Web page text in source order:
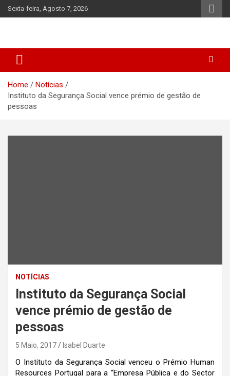
Skip
to
Sexta-feira, Agosto 7, 2026
Home
Notícias
Instituto da Segurança Social vence prémio de gestão de
pessoas
NOTÍCIAS
Instituto da Segurança Social
vence prémio de gestão de
pessoas
5 Maio, 2017 Isabel Duarte
O Instituto da Segurança Social venceu o Prémio Human
Resources Portugal para a “Empresa Pública e do Sector